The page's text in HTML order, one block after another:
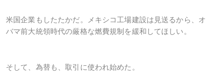
米国企業もしたたかだ。メキシコ工場建設は見送るから、オ
バマ前大統領時代の厳格な燃費規制を緩和してほしい。
そして、為替も、取引に使われ始めた。